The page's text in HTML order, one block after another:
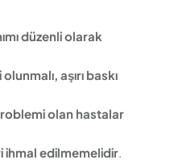
düzenli olarak
aşırı baskı
olan hastalar
ihmal edilmemelidir